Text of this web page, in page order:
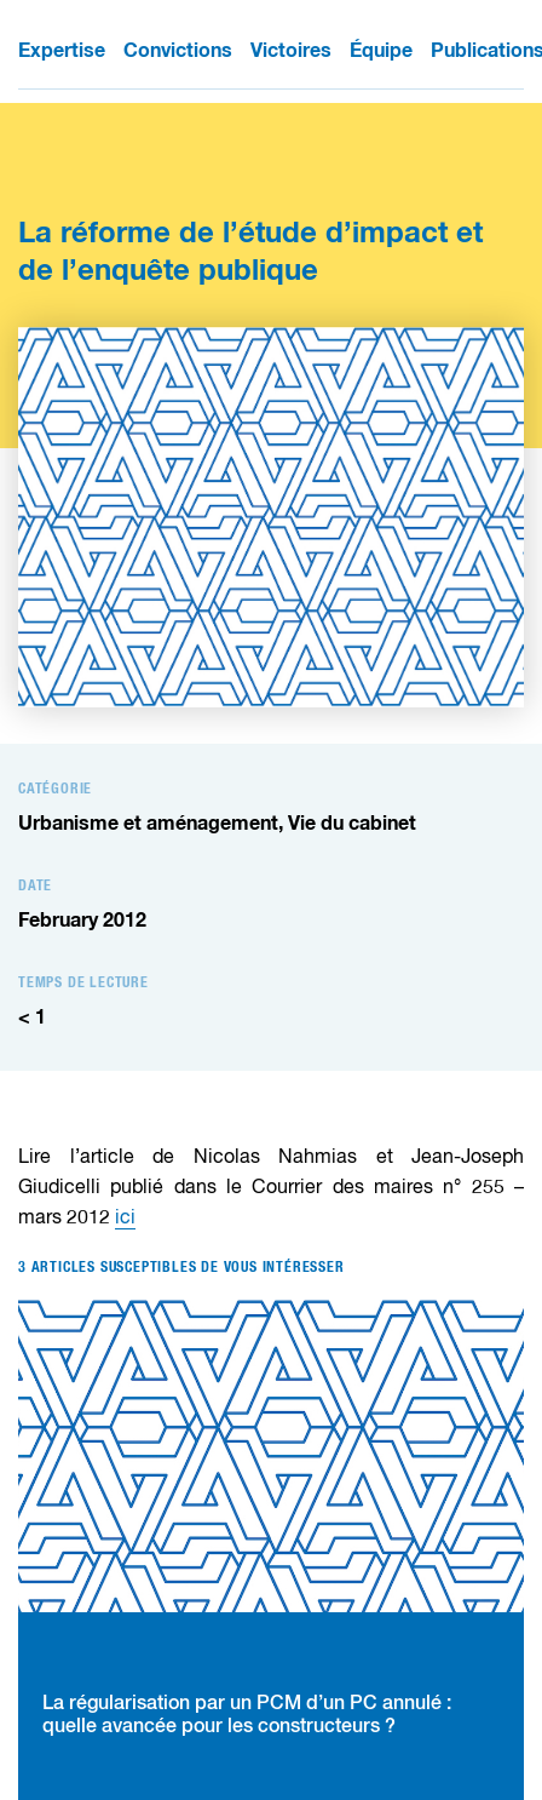
Expertise Convictions Victoires Équipe
La réforme de l’étude d’impact et
de l’enquête publique
CATÉGORIE
Urbanisme et aménagement, Vie du cabinet
DATE
February 2012
TEMPS DE LECTURE
< 1
Lire l’article de Nicolas Nahmias et Jean-Joseph
Giudicelli publié dans le Courrier des maires n° 255 –
mars 2012 ici
3 ARTICLES SUSCEPTIBLES DE VOUS INTÉRESSER
La régularisation par un PCM d’un PC annulé :
quelle avancée pour les constructeurs ?